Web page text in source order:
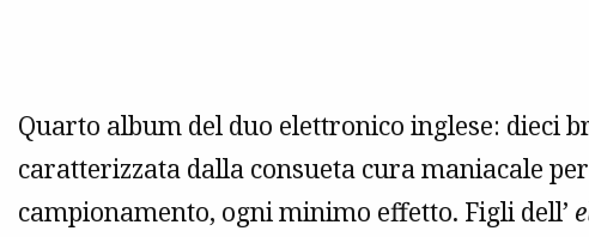
Quarto album del duo elettronico inglese: dieci
caratterizzata dalla consueta cura maniacale
campionamento, ogni minimo effetto. Figli dell’